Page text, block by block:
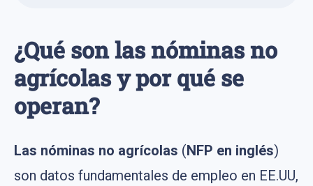
¿Qué son las nóminas no
agrícolas y por qué se
operan?
Las nóminas no agrícolas (NFP en inglés)
son datos fundamentales de empleo en EE.UU,